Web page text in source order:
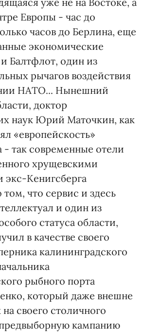
Европы - час до
часов до Берлина, еще
экономические
Балтфлот, один из
рычагов воздействия
НАТО... Нынешний
доктор
наук Юрий Маточкин, как
«европейскость»
- так современные отели
хрущевскими
экс-Кенигсберга
что сервис и здесь
и один из
статуса области,
в качестве своего
калининградского
рыбного порта
который даже внешне
своего столичного
кампанию